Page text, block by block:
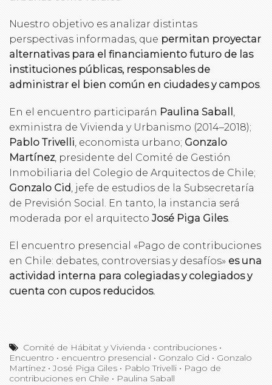
Nuestro objetivo es analizar distintas
perspectivas informadas, que permitan proyectar
alternativas para el financiamiento futuro de las
instituciones públicas, responsables de
administrar el bien común en ciudades y campos.
En el encuentro participarán Paulina Saball ,
exministra de Vivienda y Urbanismo (2014–2018);
Pablo Trivelli, economista urbano; Gonzalo
Martínez, presidente del Comité de Gestión
Inmobiliaria del Colegio de Arquitectos de Chile;
Gonzalo Cid, jefe de estudios de la Subsecretaría
de Previsión Social. En tanto, la instancia será
moderada por el arquitecto José Piga Giles.
El encuentro presencial «Pago de contribuciones
en Chile: debates, controversias y desafíos» es una
actividad interna para colegiadas y colegiados y
cuenta con cupos reducidos.
Comité de Hábitat y Vivienda • contribuciones •
Encuentro • encuentro presencial • Gonzalo Cid • Gonzalo
Martínez •José Piga Giles • Pablo Trivelli • Pago de
contribuciones en Chile • Paulina Saball